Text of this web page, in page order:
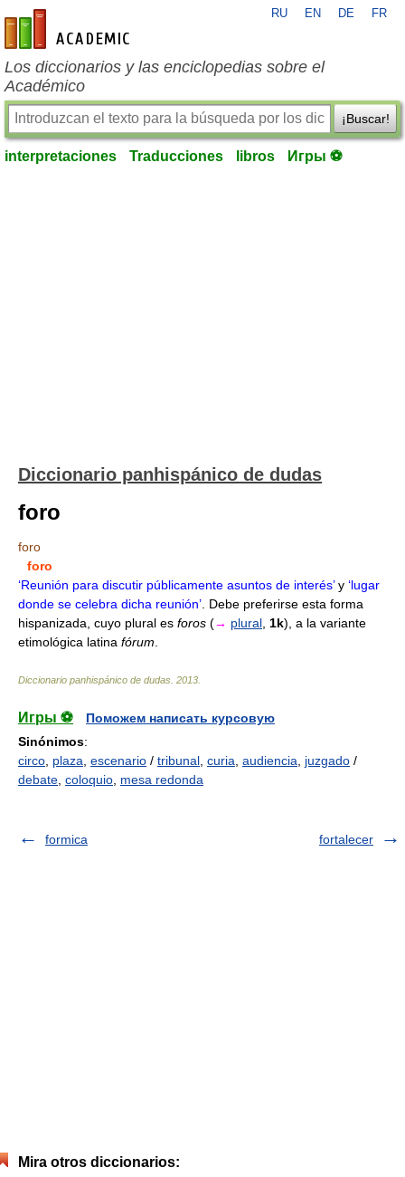
es-academic.com
RU EN DE FR
Los diccionarios y las enciclopedias sobre el
Académico
¡Buscar!
interpretaciones Traducciones libros Игры ⚽
Diccionario panhispánico de dudas
foro
foro
foro
‘Reunión para discutir públicamente asuntos de interés’y ‘lugar
donde se celebra dicha reunión’ . Debe preferirse esta forma
hispanizada, cuyo plural es foros (→ plural 1k), a la variante
etimológica latina fórum
Diccionario panhispánico de dudas 2013
Игры ⚽
Поможем написать курсовую
Sinónimos:
circo plaza escenario / tribunal curia audiencia juzgado /
debate coloquio mesa redonda
formica fortalecer
Mira otros diccionarios: